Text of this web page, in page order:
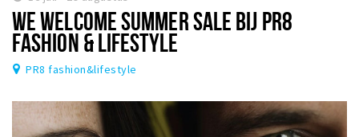
WE WELCOME SUMMER SALE BIJ PR8
FASHION & LIFESTYLE
PR8 fashion&lifestyle